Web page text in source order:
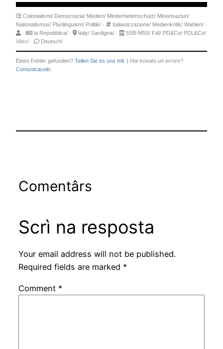
Colonialismi/ Democrazia/ Medien/ Minderheitenschutz/ Minorisaziun/
Nationalismus/ Plurilinguism/ Politik/ · Italianizzazione/ Medienkritik/ Wahlen/ ·
·
la Repubblica/ · Italy/ Sardigna/ · 5SB-M5S/ FdI/ PD&Co/ PDL&Co/
Vërc/ · Deutsch/
Einen Fehler gefunden? Teilen Sie es uns mit. | Hai trovato un errore?
Comunicacelo.
Comentârs
Scrì na resposta
Your email address will not be published.
Required fields are marked *
Comment *